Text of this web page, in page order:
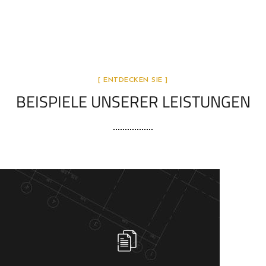
[ ENTDECKEN SIE ]
BEISPIELE UNSERER LEISTUNGEN
" Prozessindustrie (Dauerfeuer): Ablösung nach
Ausscheiden des bisherigen Managers - Inbetriebnahme